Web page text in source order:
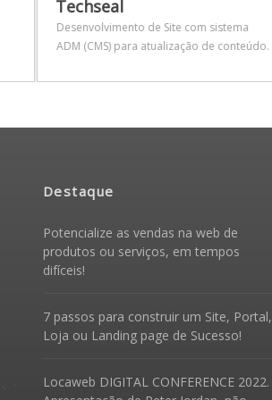
Techseal
Desenvolvimento de Site com sistema
ADM (CMS) para atualização de conteúdo.
Destaque
Potencialize as vendas na web de
produtos ou serviços, em tempos
difíceis!
7 passos para construir um Site, Portal,
Loja ou Landing page de Sucesso!
Locaweb DIGITAL CONFERENCE 2022.